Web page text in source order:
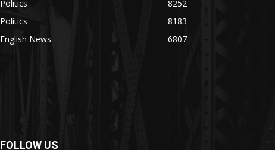
Politics
8252
Politics
8183
English News
6807
FOLLOW US